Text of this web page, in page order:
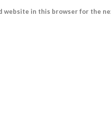
website in this browser for the